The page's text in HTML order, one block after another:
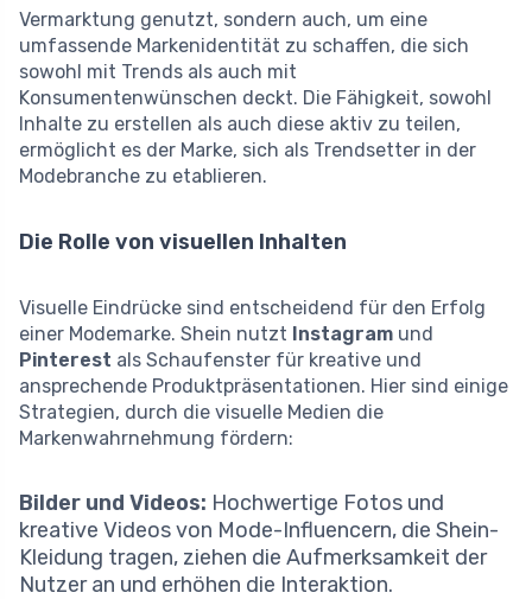
Vermarktung genutzt, sondern auch, um eine
umfassende Markenidentität zu schaffen, die sich
sowohl mit Trends als auch mit
Konsumentenwünschen deckt. Die Fähigkeit, sowohl
Inhalte zu erstellen als auch diese aktiv zu teilen,
ermöglicht es der Marke, sich als Trendsetter in der
Modebranche zu etablieren.
Die Rolle von visuellen Inhalten
Visuelle Eindrücke sind entscheidend für den Erfolg
einer Modemarke. Shein nutzt Instagram und
Pinterest als Schaufenster für kreative und
ansprechende Produktpräsentationen. Hier sind einige
Strategien, durch die visuelle Medien die
Markenwahrnehmung fördern:
Bilder und Videos: Hochwertige Fotos und
kreative Videos von Mode-Influencern, die Shein-
Kleidung tragen, ziehen die Aufmerksamkeit der
Nutzer an und erhöhen die Interaktion.